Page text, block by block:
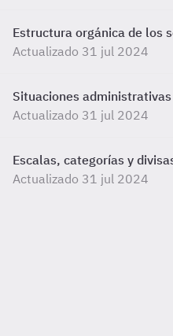
Estructura orgánica de los
Actualizado 31 jul 2024
Situaciones
Actualizado 31 jul 2024
Escalas, categorías y
Actualizado 31 jul 2024